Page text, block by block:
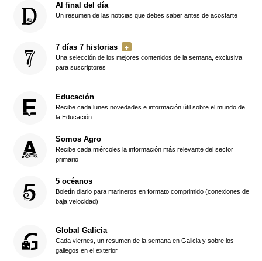
Al final del día
Un resumen de las noticias que debes saber antes de acostarte
7 días 7 historias
Una selección de los mejores contenidos de la semana, exclusiva
para suscriptores
Educación
Recibe cada lunes novedades e información útil sobre el mundo de
la Educación
Somos Agro
Recibe cada miércoles la información más relevante del sector
primario
5 océanos
Boletín diario para marineros en formato comprimido (conexiones de
baja velocidad)
Global Galicia
Cada viernes, un resumen de la semana en Galicia y sobre los
gallegos en el exterior